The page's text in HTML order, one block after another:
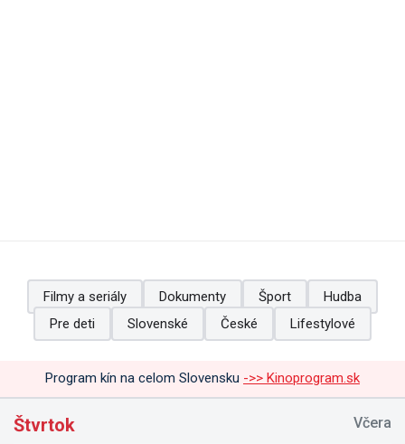
Filmy a seriály Dokumenty Šport
Hudba
Pre deti
Slovenské České Lifestylové
Program kín na celom Slovensku ->> Kinoprogram.sk
Štvrtok Včera